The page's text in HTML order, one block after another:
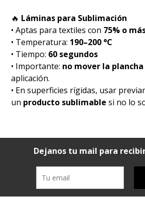
🔥 Láminas para Sublimación
• Aptas para textiles con 75% o
• Temperatura: 190–200 °C
• Tiempo: 60 segundos
• Importante: no mover la plancha
aplicación.
• En superficies rígidas, usar
un producto sublimable si no lo
Dejanos tu mail para